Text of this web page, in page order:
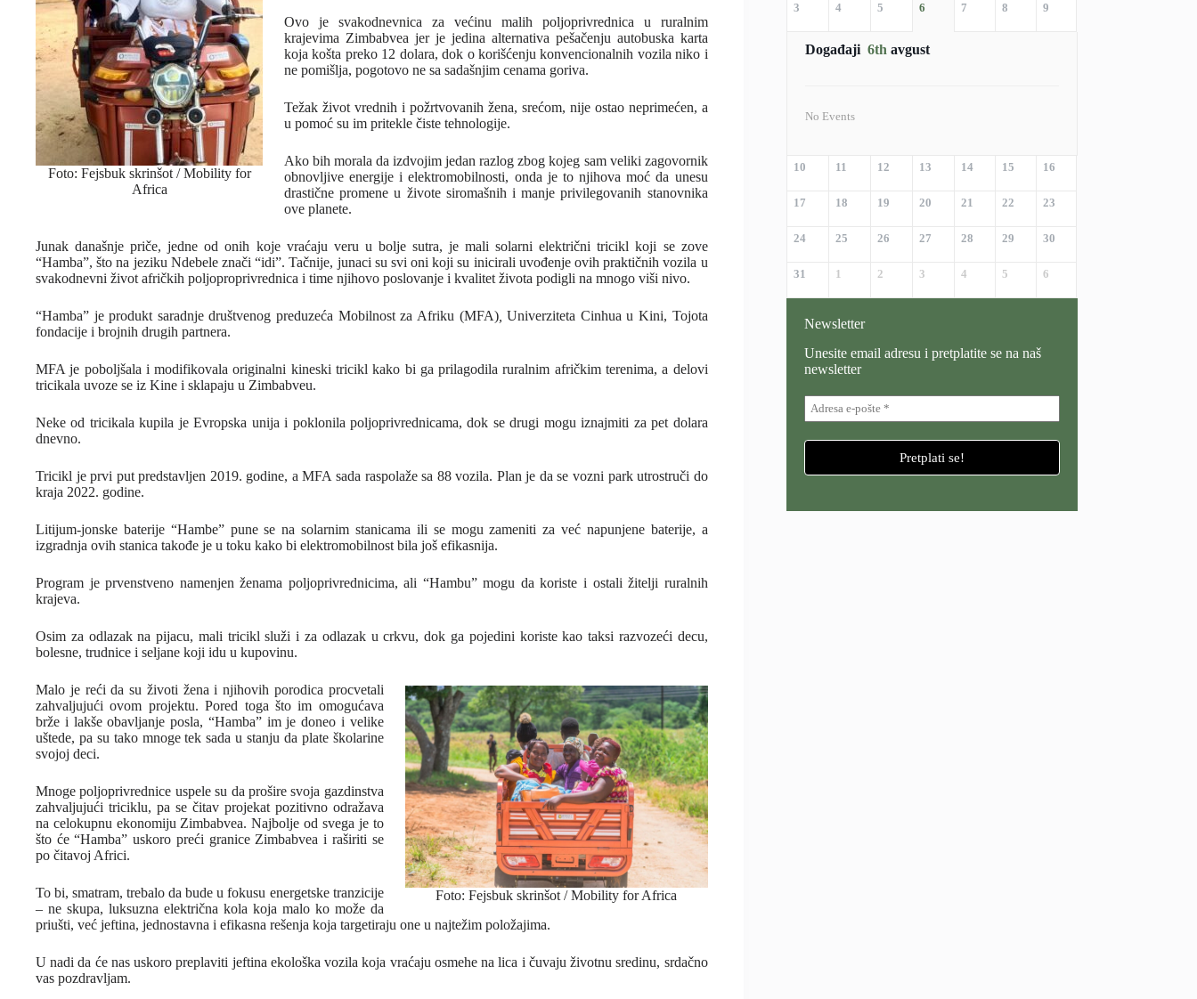
Foto: Fejsbuk skrinšot / Mobility for
Africa
Ovo je svakodnevnica za većinu malih poljoprivrednica u ruralnim
krajevima Zimbabvea jer je jedina alternativa pešačenju autobuska karta
koja košta preko 12 dolara, dok o korišćenju konvencionalnih vozila niko i
ne pomišlja, pogotovo ne sa sadašnjim cenama goriva.
Težak život vrednih i požrtvovanih žena, srećom, nije ostao neprimećen, a
u pomoć su im pritekle čiste tehnologije.
Ako bih morala da izdvojim jedan razlog zbog kojeg sam veliki zagovornik
obnovljive energije i elektromobilnosti, onda je to njihova moć da unesu
drastične promene u živote siromašnih i manje privilegovanih stanovnika
ove planete.
Junak današnje priče, jedne od onih koje vraćaju veru u bolje sutra, je mali solarni električni tricikl koji se zove
“Hamba”, što na jeziku Ndebele znači “idi”. Tačnije, junaci su svi oni koji su inicirali uvođenje ovih praktičnih vozila u
svakodnevni život afričkih poljoproprivrednica i time njihovo poslovanje i kvalitet života podigli na mnogo viši nivo.
“Hamba” je produkt saradnje društvenog preduzeća Mobilnost za Afriku (MFA),Univerziteta Cinhua u Kini, Tojota
fondacije i brojnih drugih partnera.
MFA je poboljšala i modifikovala originalni kineski tricikl kako bi ga prilagodila ruralnim afričkim terenima, a delovi
tricikala uvoze se iz Kine i sklapaju u Zimbabveu.
Neke od tricikala kupila je Evropska unija i poklonila poljoprivrednicama, dok se drugi mogu iznajmiti za pet dolara
dnevno.
Tricikl je prvi put predstavljen 2019. godine, a MFA sada raspolaže sa 88 vozila. Plan je da se vozni park utrostruči do
kraja 2022. godine.
Litijum-jonske baterije “Hambe” pune se na solarnim stanicama ili se mogu zameniti za već napunjene baterije, a
izgradnja ovih stanica takođe je u toku kako bi elektromobilnost bila još efikasnija.
Program je prvenstveno namenjen ženama poljoprivrednicima, ali “Hambu” mogu da koriste i ostali žitelji ruralnih
krajeva.
Osim za odlazak na pijacu, mali tricikl služi i za odlazak u crkvu, dok ga pojedini koriste kao taksi razvozeći decu,
bolesne, trudnice i seljane koji idu u kupovinu.
Foto: Fejsbuk skrinšot / Mobility for Africa
Malo je reći da su životi žena i njihovih porodica procvetali
zahvaljujući ovom projektu. Pored toga što im omogućava
brže i lakše obavljanje posla, “Hamba” im je doneo i velike
uštede, pa su tako mnoge tek sada u stanju da plate školarine
svojoj deci.
Mnoge poljoprivrednice uspele su da prošire svoja gazdinstva
zahvaljujući triciklu, pa se čitav projekat pozitivno odražava
na celokupnu ekonomiju Zimbabvea. Najbolje od svega je to
što će “Hamba” uskoro preći granice Zimbabvea i raširiti se
po čitavoj Africi.
To bi, smatram, trebalo da bude u fokusu energetske tranzicije
– ne skupa, luksuzna električna kola koja malo ko može da
priušti, već jeftina, jednostavna i efikasna rešenja koja targetiraju one u najtežim položajima.
U nadi da će nas uskoro preplaviti jeftina ekološka vozila koja vraćaju osmehe na lica i čuvaju životnu sredinu, srdačno
vas pozdravljam.
3 4 5 6 7 8 9
Događaji 6th avgust
No Events
10 11 12 13 14 15 16
17 18 19 20 21 22 23
24 25 26 27 28 29 30
31 1 2 3 4 5 6
Newsletter
Unesite email adresu i pretplatite se na naš
newsletter